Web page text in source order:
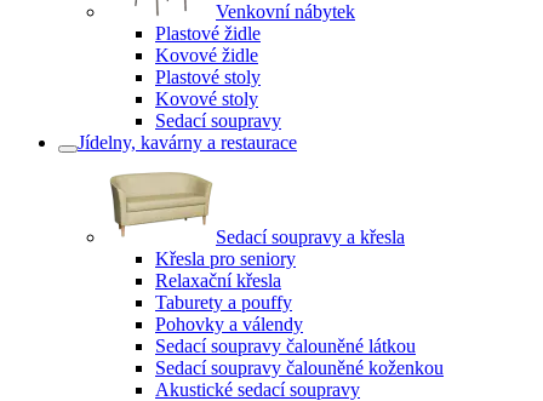
Venkovní nábytek
Plastové židle
Kovové židle
Plastové stoly
Kovové stoly
Sedací soupravy
Jídelny, kavárny a restaurace
Sedací soupravy a křesla
Křesla pro seniory
Relaxační křesla
Taburety a pouffy
Pohovky a válendy
Sedací soupravy čalouněné látkou
Sedací soupravy čalouněné koženkou
Akustické sedací soupravy